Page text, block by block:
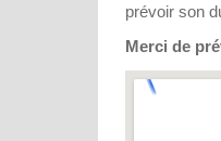
prévoir son
Merci de